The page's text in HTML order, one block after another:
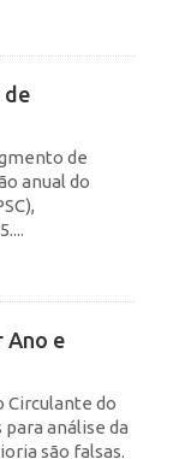
de
de
anual do
Ano e
Circulante do
análise da
são falsas.